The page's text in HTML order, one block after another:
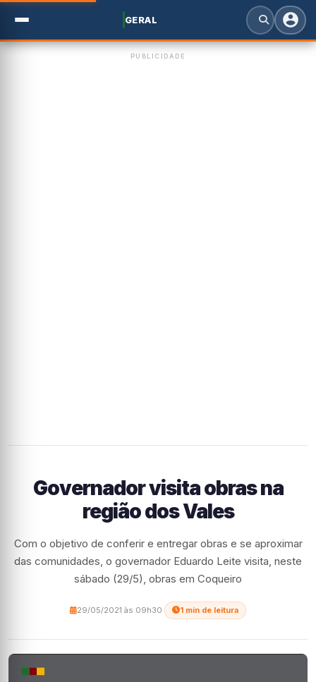
GERAL
PUBLICIDADE
Governador visita obras na
região dos Vales
Com o objetivo de conferir e entregar obras e se aproximar
das comunidades, o governador Eduardo Leite visita, neste
sábado (29/5), obras em Coqueiro
29/05/2021 às 09h30 1 min de leitura